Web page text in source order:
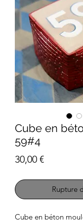
Cube en
59#4
30,00 €Prix
Rupture
Cube en béton